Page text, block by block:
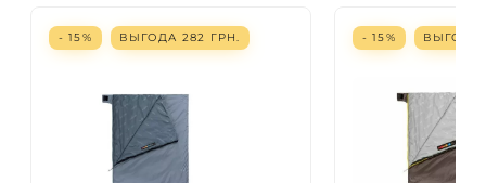
- 15% ВЫГОДА 282 ГРН. - 15% ВЫГОДА